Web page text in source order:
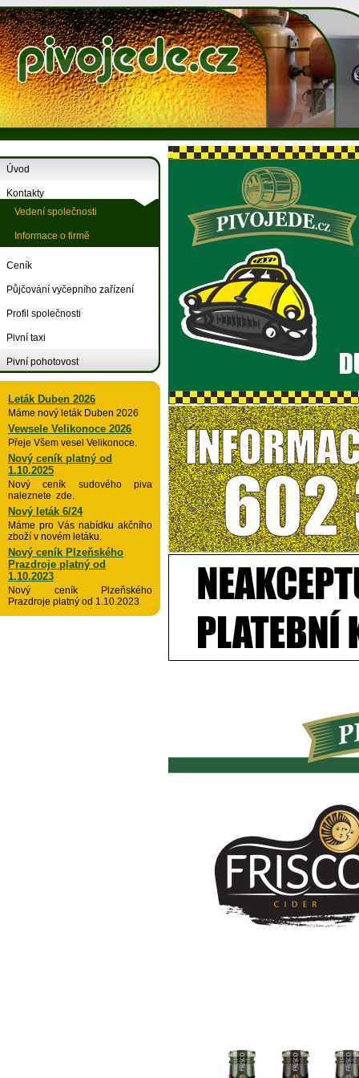
Úvod
Kontakty
Vedení společnosti
Informace o firmě
Ceník
Půjčování vyčepního zařízení
Profil společnosti
Pivní taxi
Pivní pohotovost
Leták Duben 2026
Máme nový leták Duben 2026
Vewsele Velikonoce 2026
Přeje Všem vesel Velikonoce.
Nový ceník platný od
1.10.2025
Nový ceník sudového piva
naleznete zde.
Nový leták 6/24
Máme pro Vás nabídku akčního
zboží v novém letáku.
Nový ceník Plzeňského
Prazdroje platný od
1.10.2023
Nový ceník Plzeňského
Prazdroje platný od 1.10.2023